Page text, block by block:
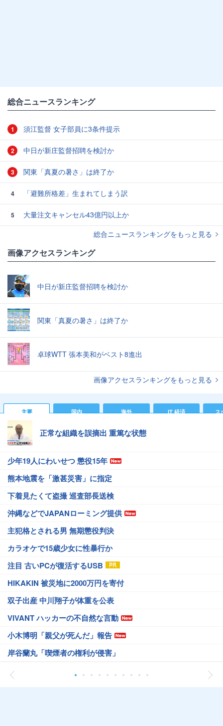
総合ニュースランキング
1 須江監督 女子部員に3条件提示
2 中日が新庄監督招聘を検討か
3 関東「真夏の暑さ」は終了か
4 「避難所格差」生まれてしまう訳
5
大量注文キャンセル43億円以上か
総合ニュースランキングをもっと見る
画像アクセスランキング
中日が新庄監督招聘を検討か
関東「真夏の暑さ」は終了か
卓球WTT 張本美和がベスト8進出
画像アクセスランキングをもっと見る
主要 国内 海外 IT 経済 ス
正常な組織を誤摘出 重篤な状態
少年19人にわいせつ 懲役15年
熊本地震を「激甚災害」に指定
下着見たくて盗撮 巡査部長送検
沖縄などでJAPANローミング提供
主犯格とされる男 無期懲役判決
カラオケで15歳少女に性暴行か
注目 古いPCが復活するUSB
HIKAKIN 被災地に2000万円を寄付
双子出産 中川翔子が体重を公表
VIVANT ハッカーの不自然な言動
小木博明「親父が死んだ」報告
岸谷蘭丸「喫煙者の権利が侵害」